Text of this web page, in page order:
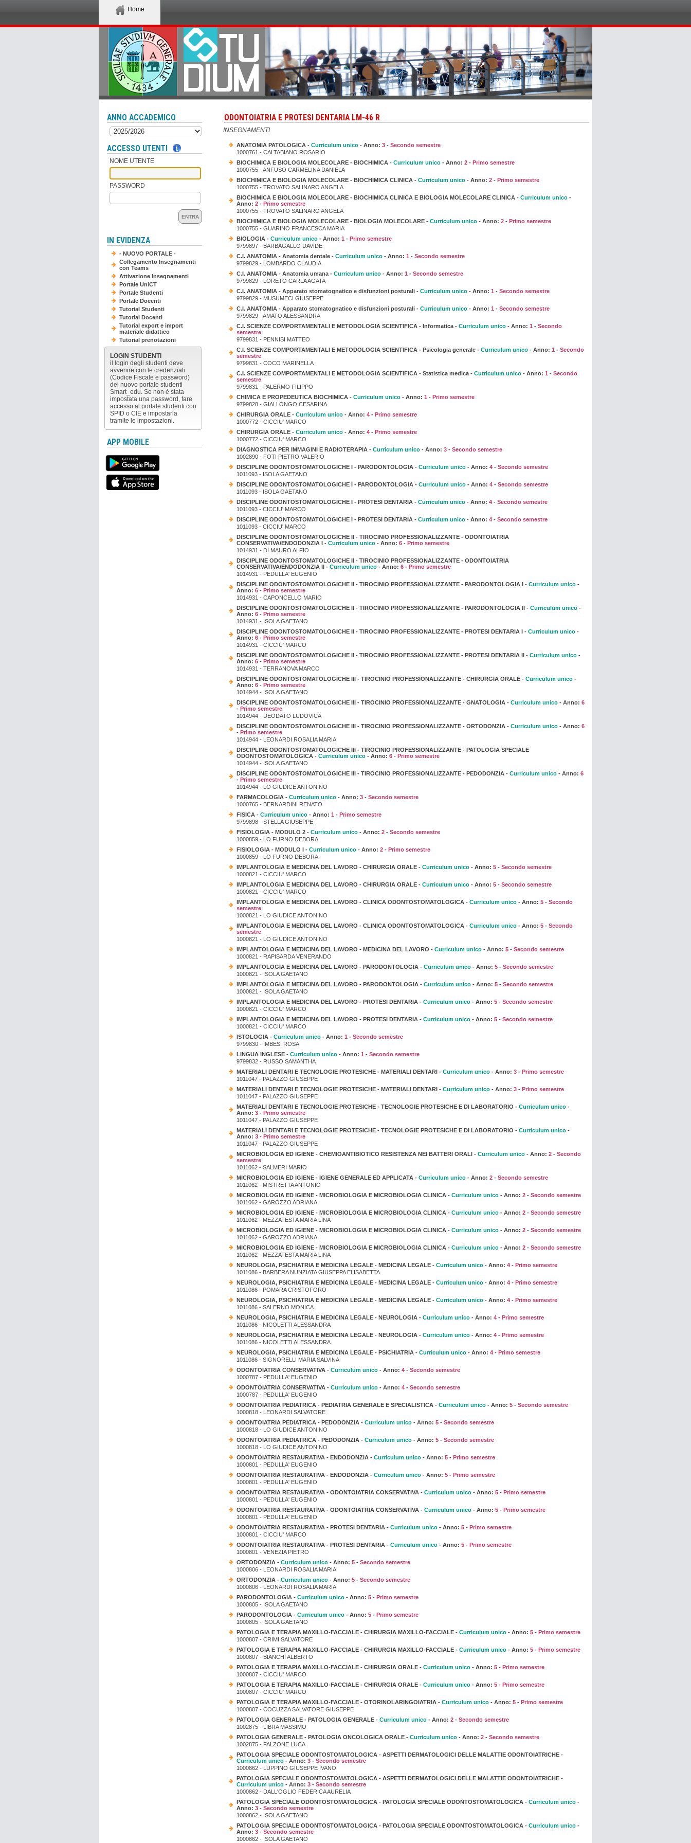
Home
ODONTOIATRIA E PROTESI DENTARIA LM-46 R
INSEGNAMENTI
ANATOMIA PATOLOGICA - Curriculum unico - Anno: 3 - Secondo semestre
1000761 - CALTABIANO ROSARIO
BIOCHIMICA E BIOLOGIA MOLECOLARE - BIOCHIMICA - Curriculum unico - Anno: 2 - Primo semestre
1000755 - ANFUSO CARMELINA DANIELA
BIOCHIMICA E BIOLOGIA MOLECOLARE - BIOCHIMICA CLINICA - Curriculum unico - Anno: 2 - Primo semestre
1000755 - TROVATO SALINARO ANGELA
BIOCHIMICA E BIOLOGIA MOLECOLARE - BIOCHIMICA CLINICA E BIOLOGIA MOLECOLARE CLINICA - Curriculum unico -
Anno: 2 - Primo semestre
1000755 - TROVATO SALINARO ANGELA
BIOCHIMICA E BIOLOGIA MOLECOLARE - BIOLOGIA MOLECOLARE - Curriculum unico - Anno: 2 - Primo semestre
1000755 - GUARINO FRANCESCA MARIA
BIOLOGIA - Curriculum unico - Anno: 1 - Primo semestre
9799897 - BARBAGALLO DAVIDE
C.I. ANATOMIA - Anatomia dentale - Curriculum unico - Anno: 1 - Secondo semestre
9799829 - LOMBARDO CLAUDIA
C.I. ANATOMIA - Anatomia umana - Curriculum unico - Anno: 1 - Secondo semestre
9799829 - LORETO CARLA AGATA
C.I. ANATOMIA - Apparato stomatognatico e disfunzioni posturali - Curriculum unico - Anno: 1 - Secondo semestre
9799829 - MUSUMECI GIUSEPPE
C.I. ANATOMIA - Apparato stomatognatico e disfunzioni posturali - Curriculum unico - Anno: 1 - Secondo semestre
9799829 - AMATO ALESSANDRA
C.I. SCIENZE COMPORTAMENTALI E METODOLOGIA SCIENTIFICA - Informatica - Curriculum unico - Anno: 1 - Secondo
semestre
9799831 - PENNISI MATTEO
C.I. SCIENZE COMPORTAMENTALI E METODOLOGIA SCIENTIFICA - Psicologia generale - Curriculum unico - Anno: 1 - Secondo
semestre
9799831 - COCO MARINELLA
C.I. SCIENZE COMPORTAMENTALI E METODOLOGIA SCIENTIFICA - Statistica medica - Curriculum unico - Anno: 1 - Secondo
semestre
9799831 - PALERMO FILIPPO
CHIMICA E PROPEDEUTICA BIOCHIMICA - Curriculum unico - Anno: 1 - Primo semestre
9799828 - GIALLONGO CESARINA
CHIRURGIA ORALE - Curriculum unico - Anno: 4 - Primo semestre
1000772 - CICCIU' MARCO
CHIRURGIA ORALE - Curriculum unico - Anno: 4 - Primo semestre
1000772 - CICCIU' MARCO
DIAGNOSTICA PER IMMAGINI E RADIOTERAPIA - Curriculum unico - Anno: 3 - Secondo semestre
1002890 - FOTI PIETRO VALERIO
DISCIPLINE ODONTOSTOMATOLOGICHE I - PARODONTOLOGIA - Curriculum unico - Anno: 4 - Secondo semestre
1011093 - ISOLA GAETANO
DISCIPLINE ODONTOSTOMATOLOGICHE I - PARODONTOLOGIA - Curriculum unico - Anno: 4 - Secondo semestre
1011093 - ISOLA GAETANO
DISCIPLINE ODONTOSTOMATOLOGICHE I - PROTESI DENTARIA - Curriculum unico - Anno: 4 - Secondo semestre
1011093 - CICCIU' MARCO
DISCIPLINE ODONTOSTOMATOLOGICHE I - PROTESI DENTARIA - Curriculum unico - Anno: 4 - Secondo semestre
1011093 - CICCIU' MARCO
DISCIPLINE ODONTOSTOMATOLOGICHE II - TIROCINIO PROFESSIONALIZZANTE - ODONTOIATRIA
CONSERVATIVA/ENDODONZIA I - Curriculum unico - Anno: 6 - Primo semestre
1014931 - DI MAURO ALFIO
DISCIPLINE ODONTOSTOMATOLOGICHE II - TIROCINIO PROFESSIONALIZZANTE - ODONTOIATRIA
CONSERVATIVA/ENDODONZIA II - Curriculum unico - Anno: 6 - Primo semestre
1014931 - PEDULLA' EUGENIO
DISCIPLINE ODONTOSTOMATOLOGICHE II - TIROCINIO PROFESSIONALIZZANTE - PARODONTOLOGIA I - Curriculum unico -
Anno: 6 - Primo semestre
1014931 - CAPONCELLO MARIO
DISCIPLINE ODONTOSTOMATOLOGICHE II - TIROCINIO PROFESSIONALIZZANTE - PARODONTOLOGIA II - Curriculum unico -
Anno: 6 - Primo semestre
1014931 - ISOLA GAETANO
DISCIPLINE ODONTOSTOMATOLOGICHE II - TIROCINIO PROFESSIONALIZZANTE - PROTESI DENTARIA I - Curriculum unico -
Anno: 6 - Primo semestre
1014931 - CICCIU' MARCO
DISCIPLINE ODONTOSTOMATOLOGICHE II - TIROCINIO PROFESSIONALIZZANTE - PROTESI DENTARIA II - Curriculum unico -
Anno: 6 - Primo semestre
1014931 - TERRANOVA MARCO
DISCIPLINE ODONTOSTOMATOLOGICHE III - TIROCINIO PROFESSIONALIZZANTE - CHIRURGIA ORALE - Curriculum unico -
Anno: 6 - Primo semestre
1014944 - ISOLA GAETANO
DISCIPLINE ODONTOSTOMATOLOGICHE III - TIROCINIO PROFESSIONALIZZANTE - GNATOLOGIA - Curriculum unico - Anno: 6
- Primo semestre
1014944 - DEODATO LUDOVICA
DISCIPLINE ODONTOSTOMATOLOGICHE III - TIROCINIO PROFESSIONALIZZANTE - ORTODONZIA - Curriculum unico - Anno: 6
- Primo semestre
1014944 - LEONARDI ROSALIA MARIA
DISCIPLINE ODONTOSTOMATOLOGICHE III - TIROCINIO PROFESSIONALIZZANTE - PATOLOGIA SPECIALE
ODONTOSTOMATOLOGICA - Curriculum unico - Anno: 6 - Primo semestre
1014944 - ISOLA GAETANO
DISCIPLINE ODONTOSTOMATOLOGICHE III - TIROCINIO PROFESSIONALIZZANTE - PEDODONZIA - Curriculum unico - Anno: 6
- Primo semestre
1014944 - LO GIUDICE ANTONINO
FARMACOLOGIA - Curriculum unico - Anno: 3 - Secondo semestre
1000765 - BERNARDINI RENATO
FISICA - Curriculum unico - Anno: 1 - Primo semestre
9799898 - STELLA GIUSEPPE
FISIOLOGIA - MODULO 2 - Curriculum unico - Anno: 2 - Secondo semestre
1000859 - LO FURNO DEBORA
FISIOLOGIA - MODULO I - Curriculum unico - Anno: 2 - Primo semestre
1000859 - LO FURNO DEBORA
IMPLANTOLOGIA E MEDICINA DEL LAVORO - CHIRURGIA ORALE - Curriculum unico - Anno: 5 - Secondo semestre
1000821 - CICCIU' MARCO
IMPLANTOLOGIA E MEDICINA DEL LAVORO - CHIRURGIA ORALE - Curriculum unico - Anno: 5 - Secondo semestre
1000821 - CICCIU' MARCO
IMPLANTOLOGIA E MEDICINA DEL LAVORO - CLINICA ODONTOSTOMATOLOGICA - Curriculum unico - Anno: 5 - Secondo
semestre
1000821 - LO GIUDICE ANTONINO
IMPLANTOLOGIA E MEDICINA DEL LAVORO - CLINICA ODONTOSTOMATOLOGICA - Curriculum unico - Anno: 5 - Secondo
semestre
1000821 - LO GIUDICE ANTONINO
IMPLANTOLOGIA E MEDICINA DEL LAVORO - MEDICINA DEL LAVORO - Curriculum unico - Anno: 5 - Secondo semestre
1000821 - RAPISARDA VENERANDO
IMPLANTOLOGIA E MEDICINA DEL LAVORO - PARODONTOLOGIA - Curriculum unico - Anno: 5 - Secondo semestre
1000821 - ISOLA GAETANO
IMPLANTOLOGIA E MEDICINA DEL LAVORO - PARODONTOLOGIA - Curriculum unico - Anno: 5 - Secondo semestre
1000821 - ISOLA GAETANO
IMPLANTOLOGIA E MEDICINA DEL LAVORO - PROTESI DENTARIA - Curriculum unico - Anno: 5 - Secondo semestre
1000821 - CICCIU' MARCO
IMPLANTOLOGIA E MEDICINA DEL LAVORO - PROTESI DENTARIA - Curriculum unico - Anno: 5 - Secondo semestre
1000821 - CICCIU' MARCO
ISTOLOGIA - Curriculum unico - Anno: 1 - Secondo semestre
9799830 - IMBESI ROSA
LINGUA INGLESE - Curriculum unico - Anno: 1 - Secondo semestre
9799832 - RUSSO SAMANTHA
MATERIALI DENTARI E TECNOLOGIE PROTESICHE - MATERIALI DENTARI - Curriculum unico - Anno: 3 - Primo semestre
1011047 - PALAZZO GIUSEPPE
MATERIALI DENTARI E TECNOLOGIE PROTESICHE - MATERIALI DENTARI - Curriculum unico - Anno: 3 - Primo semestre
1011047 - PALAZZO GIUSEPPE
MATERIALI DENTARI E TECNOLOGIE PROTESICHE - TECNOLOGIE PROTESICHE E DI LABORATORIO - Curriculum unico -
Anno: 3 - Primo semestre
1011047 - PALAZZO GIUSEPPE
MATERIALI DENTARI E TECNOLOGIE PROTESICHE - TECNOLOGIE PROTESICHE E DI LABORATORIO - Curriculum unico -
Anno: 3 - Primo semestre
1011047 - PALAZZO GIUSEPPE
MICROBIOLOGIA ED IGIENE - CHEMIOANTIBIOTICO RESISTENZA NEI BATTERI ORALI - Curriculum unico - Anno: 2 - Secondo
semestre
1011062 - SALMERI MARIO
MICROBIOLOGIA ED IGIENE - IGIENE GENERALE ED APPLICATA - Curriculum unico - Anno: 2 - Secondo semestre
1011062 - MISTRETTA ANTONIO
MICROBIOLOGIA ED IGIENE - MICROBIOLOGIA E MICROBIOLOGIA CLINICA - Curriculum unico - Anno: 2 - Secondo semestre
1011062 - GAROZZO ADRIANA
MICROBIOLOGIA ED IGIENE - MICROBIOLOGIA E MICROBIOLOGIA CLINICA - Curriculum unico - Anno: 2 - Secondo semestre
1011062 - MEZZATESTA MARIA LINA
MICROBIOLOGIA ED IGIENE - MICROBIOLOGIA E MICROBIOLOGIA CLINICA - Curriculum unico - Anno: 2 - Secondo semestre
1011062 - GAROZZO ADRIANA
MICROBIOLOGIA ED IGIENE - MICROBIOLOGIA E MICROBIOLOGIA CLINICA - Curriculum unico - Anno: 2 - Secondo semestre
1011062 - MEZZATESTA MARIA LINA
NEUROLOGIA, PSICHIATRIA E MEDICINA LEGALE - MEDICINA LEGALE - Curriculum unico - Anno: 4 - Primo semestre
1011086 - BARBERA NUNZIATA GIUSEPPA ELISABETTA
NEUROLOGIA, PSICHIATRIA E MEDICINA LEGALE - MEDICINA LEGALE - Curriculum unico - Anno: 4 - Primo semestre
1011086 - POMARA CRISTOFORO
NEUROLOGIA, PSICHIATRIA E MEDICINA LEGALE - MEDICINA LEGALE - Curriculum unico - Anno: 4 - Primo semestre
1011086 - SALERNO MONICA
NEUROLOGIA, PSICHIATRIA E MEDICINA LEGALE - NEUROLOGIA - Curriculum unico - Anno: 4 - Primo semestre
1011086 - NICOLETTI ALESSANDRA
NEUROLOGIA, PSICHIATRIA E MEDICINA LEGALE - NEUROLOGIA - Curriculum unico - Anno: 4 - Primo semestre
1011086 - NICOLETTI ALESSANDRA
NEUROLOGIA, PSICHIATRIA E MEDICINA LEGALE - PSICHIATRIA - Curriculum unico - Anno: 4 - Primo semestre
1011086 - SIGNORELLI MARIA SALVINA
ODONTOIATRIA CONSERVATIVA - Curriculum unico - Anno: 4 - Secondo semestre
1000787 - PEDULLA' EUGENIO
ODONTOIATRIA CONSERVATIVA - Curriculum unico - Anno: 4 - Secondo semestre
1000787 - PEDULLA' EUGENIO
ODONTOIATRIA PEDIATRICA - PEDIATRIA GENERALE E SPECIALISTICA - Curriculum unico - Anno: 5 - Secondo semestre
1000818 - LEONARDI SALVATORE
ODONTOIATRIA PEDIATRICA - PEDODONZIA - Curriculum unico - Anno: 5 - Secondo semestre
1000818 - LO GIUDICE ANTONINO
ODONTOIATRIA PEDIATRICA - PEDODONZIA - Curriculum unico - Anno: 5 - Secondo semestre
1000818 - LO GIUDICE ANTONINO
ODONTOIATRIA RESTAURATIVA - ENDODONZIA - Curriculum unico - Anno: 5 - Primo semestre
1000801 - PEDULLA' EUGENIO
ODONTOIATRIA RESTAURATIVA - ENDODONZIA - Curriculum unico - Anno: 5 - Primo semestre
1000801 - PEDULLA' EUGENIO
ODONTOIATRIA RESTAURATIVA - ODONTOIATRIA CONSERVATIVA - Curriculum unico - Anno: 5 - Primo semestre
1000801 - PEDULLA' EUGENIO
ODONTOIATRIA RESTAURATIVA - ODONTOIATRIA CONSERVATIVA - Curriculum unico - Anno: 5 - Primo semestre
1000801 - PEDULLA' EUGENIO
ODONTOIATRIA RESTAURATIVA - PROTESI DENTARIA - Curriculum unico - Anno: 5 - Primo semestre
1000801 - CICCIU' MARCO
ODONTOIATRIA RESTAURATIVA - PROTESI DENTARIA - Curriculum unico - Anno: 5 - Primo semestre
1000801 - VENEZIA PIETRO
ORTODONZIA - Curriculum unico - Anno: 5 - Secondo semestre
1000806 - LEONARDI ROSALIA MARIA
ORTODONZIA - Curriculum unico - Anno: 5 - Secondo semestre
1000806 - LEONARDI ROSALIA MARIA
PARODONTOLOGIA - Curriculum unico - Anno: 5 - Primo semestre
1000805 - ISOLA GAETANO
PARODONTOLOGIA - Curriculum unico - Anno: 5 - Primo semestre
1000805 - ISOLA GAETANO
PATOLOGIA E TERAPIA MAXILLO-FACCIALE - CHIRURGIA MAXILLO-FACCIALE - Curriculum unico - Anno: 5 - Primo semestre
1000807 - CRIMI SALVATORE
PATOLOGIA E TERAPIA MAXILLO-FACCIALE - CHIRURGIA MAXILLO-FACCIALE - Curriculum unico - Anno: 5 - Primo semestre
1000807 - BIANCHI ALBERTO
PATOLOGIA E TERAPIA MAXILLO-FACCIALE - CHIRURGIA ORALE - Curriculum unico - Anno: 5 - Primo semestre
1000807 - CICCIU' MARCO
PATOLOGIA E TERAPIA MAXILLO-FACCIALE - CHIRURGIA ORALE - Curriculum unico - Anno: 5 - Primo semestre
1000807 - CICCIU' MARCO
PATOLOGIA E TERAPIA MAXILLO-FACCIALE - OTORINOLARINGOIATRIA - Curriculum unico - Anno: 5 - Primo semestre
1000807 - COCUZZA SALVATORE GIUSEPPE
PATOLOGIA GENERALE - PATOLOGIA GENERALE - Curriculum unico - Anno: 2 - Secondo semestre
1002875 - LIBRA MASSIMO
PATOLOGIA GENERALE - PATOLOGIA ONCOLOGICA ORALE - Curriculum unico - Anno: 2 - Secondo semestre
1002875 - FALZONE LUCA
PATOLOGIA SPECIALE ODONTOSTOMATOLOGICA - ASPETTI DERMATOLOGICI DELLE MALATTIE ODONTOIATRICHE -
Curriculum unico - Anno: 3 - Secondo semestre
1000862 - LUPPINO GIUSEPPE IVANO
PATOLOGIA SPECIALE ODONTOSTOMATOLOGICA - ASPETTI DERMATOLOGICI DELLE MALATTIE ODONTOIATRICHE -
Curriculum unico - Anno: 3 - Secondo semestre
1000862 - DALL'OGLIO FEDERICA AURELIA
PATOLOGIA SPECIALE ODONTOSTOMATOLOGICA - PATOLOGIA SPECIALE ODONTOSTOMATOLOGICA - Curriculum unico -
Anno: 3 - Secondo semestre
1000862 - ISOLA GAETANO
PATOLOGIA SPECIALE ODONTOSTOMATOLOGICA - PATOLOGIA SPECIALE ODONTOSTOMATOLOGICA - Curriculum unico -
Anno: 3 - Secondo semestre
1000862 - ISOLA GAETANO
ANNO ACCADEMICO
ACCESSO UTENTI
NOME UTENTE
PASSWORD
ENTRA
IN EVIDENZA
- NUOVO PORTALE -
Collegamento Insegnamenti
con Teams
Attivazione Insegnamenti
Portale UniCT
Portale Studenti
Portale Docenti
Tutorial Studenti
Tutorial Docenti
Tutorial export e import
materiale didattico
Tutorial prenotazioni
LOGIN STUDENTI
il login degli studenti deve
avvenire con le credenziali
(Codice Fiscale e password)
del nuovo portale studenti
Smart_edu. Se non è stata
impostata una password, fare
accesso al portale studenti con
SPID o CIE e impostarla
tramite le impostazioni.
APP MOBILE